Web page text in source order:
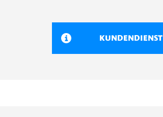
KUNDENDIENST